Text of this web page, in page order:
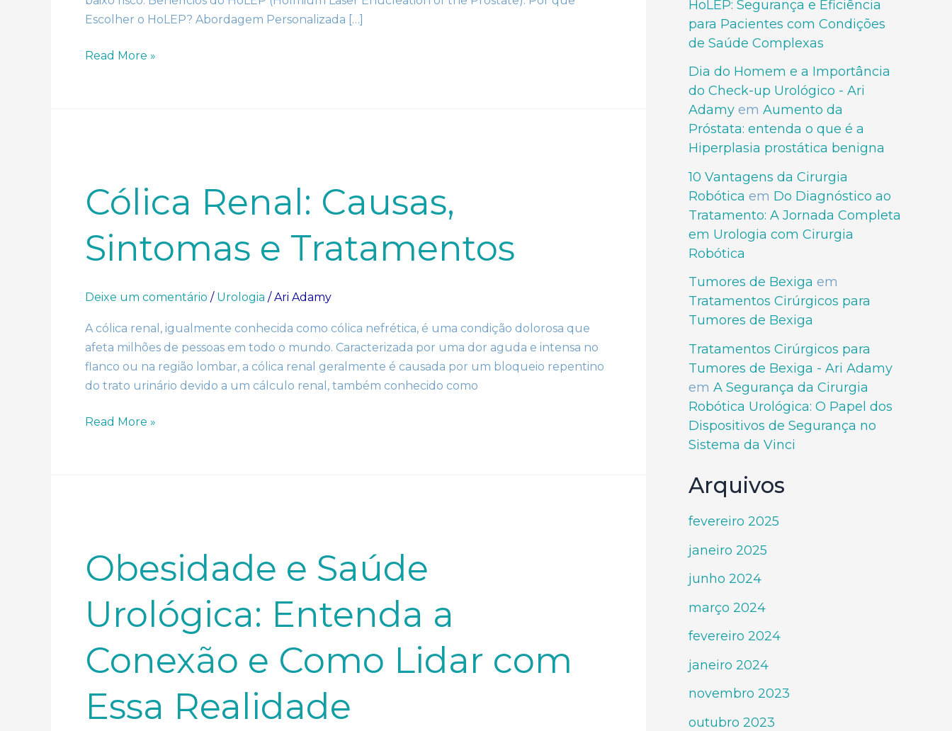
Escolher o HoLEP? Abordagem Personalizada […]
Read More »
Cólica Renal: Causas,
Sintomas e Tratamentos
Deixe um comentário / Urologia /Ari Adamy
A cólica renal, igualmente conhecida como cólica nefrética, é uma condição dolorosa que
afeta milhões de pessoas em todo o mundo. Caracterizada por uma dor aguda e intensa no
flanco ou na região lombar, a cólica renal geralmente é causada por um bloqueio repentino
do trato urinário devido a um cálculo renal, também conhecido como
Sintomas
e
Tratamentos
Read More »
Obesidade e Saúde
Urológica: Entenda a
Conexão e Como Lidar com
Essa Realidade
Urológica:
Entenda
a
e
Como
Lidar
Essa
Realidade
HoLEP: Segurança e Eficiência
para Pacientes com Condições
de Saúde Complexas
Dia do Homem e a Importância
do Check-up Urológico - Ari
Adamy em Aumento da
Próstata: entenda o que é a
Hiperplasia prostática benigna
10 Vantagens da Cirurgia
Robótica em Do Diagnóstico ao
Tratamento: A Jornada Completa
em Urologia com Cirurgia
Robótica
Tumores de Bexiga em
Tratamentos Cirúrgicos para
Tumores de Bexiga
Tratamentos Cirúrgicos para
Tumores de Bexiga - Ari Adamy
em A Segurança da Cirurgia
Robótica Urológica: O Papel dos
Dispositivos de Segurança no
Sistema da Vinci
Arquivos
fevereiro 2025
janeiro 2025
junho 2024
março 2024
fevereiro 2024
janeiro 2024
novembro 2023
outubro 2023